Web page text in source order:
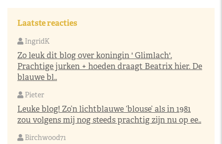
Laatste reacties
IngridK
Zo leuk dit blog over koningin ' Glimlach'.
Prachtige jurken + hoeden draagt Beatrix hier. De
blauwe bl..
Pieter
Leuke blog! Zo’n lichtblauwe ‘blouse’ als in 1981
zou volgens mij nog steeds prachtig zijn nu op ee..
Birchwood71